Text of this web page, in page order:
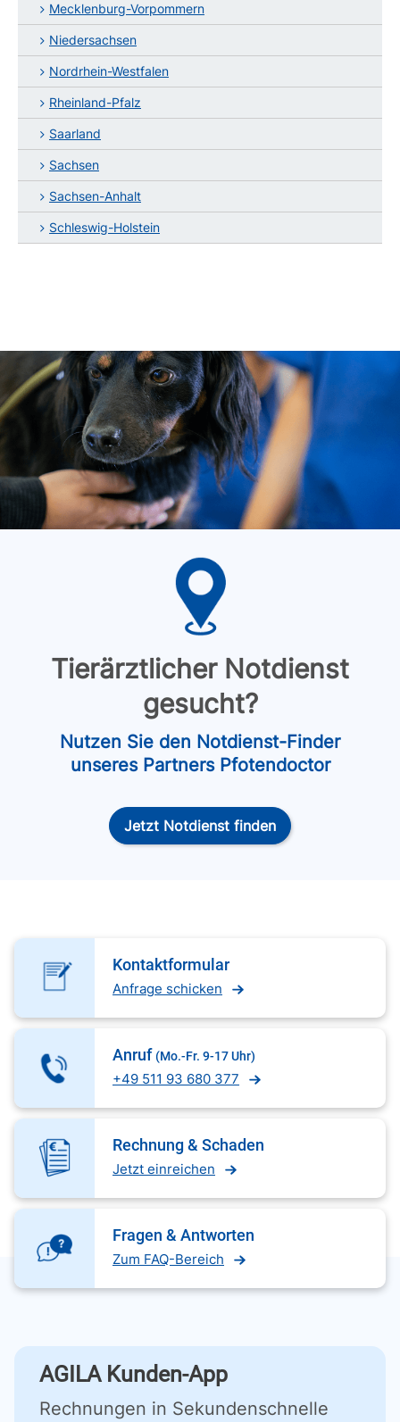
Mecklenburg-Vorpommern
Niedersachsen
Nordrhein-Westfalen
Rheinland-Pfalz
Saarland
Sachsen
Sachsen-Anhalt
Schleswig-Holstein
Tierärztlicher Notdienst
gesucht?
Nutzen Sie den Notdienst-Finder
unseres Partners Pfotendoctor
Jetzt Notdienst finden
Kontaktformular
Anfrage schicken
Anruf (Mo.-Fr. 9-17 Uhr)
+49 511 93 680 377
Rechnung & Schaden
Jetzt einreichen
Fragen & Antworten
Zum FAQ-Bereich
AGILA Kunden-App
Rechnungen in Sekundenschnelle